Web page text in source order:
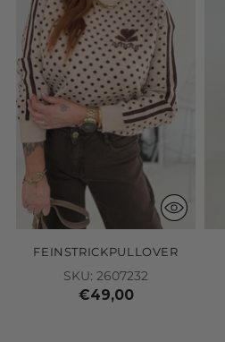
FEINSTRICKPULLOVER
SKU: 2607232
€49,00